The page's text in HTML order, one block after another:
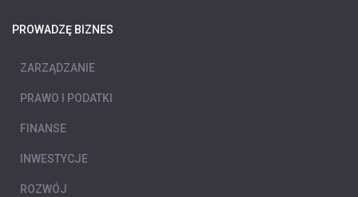
PROWADZĘ BIZNES
ZARZĄDZANIE
PRAWO I PODATKI
FINANSE
INWESTYCJE
ROZWÓJ